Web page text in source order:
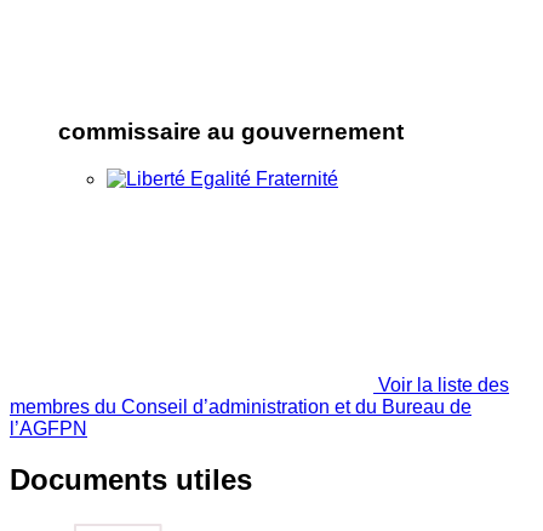
commissaire au gouvernement
Voir la liste des
membres du Conseil d’administration et du Bureau de
l’AGFPN
Documents utiles